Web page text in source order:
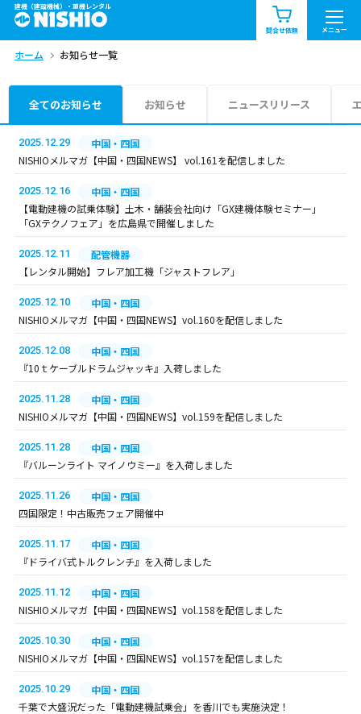
建機（建設機械）・重機レンタル
問合せ依頼 メニュー
商品一覧 お知らせ一覧
問合せ依頼リスト
エリア情報を見る
九州・沖縄（外部）
ホーム お知らせ一覧
全てのお知らせ お知らせ ニュースリリース
2025.12.29
中国・四国
NISHIOメルマガ【中国・四国NEWS】 vol.161を配信しました
2025.12.16
中国・四国
【電動建機の試乗体験】土木・舗装会社向け「GX建機体験セミナー」
「GXテクノフェア」を広島県で開催しました
2025.12.11
配管機器
【レンタル開始】フレア加工機「ジャストフレア」
2025.12.10
中国・四国
NISHIOメルマガ【中国・四国NEWS】vol.160を配信しました
2025.12.08
中国・四国
『10ｔケーブルドラムジャッキ』入荷しました
2025.11.28
中国・四国
NISHIOメルマガ【中国・四国NEWS】vol.159を配信しました
2025.11.28
中国・四国
『バルーンライト マイノウミー』を入荷しました
2025.11.26
中国・四国
四国限定！中古販売フェア開催中
2025.11.17
中国・四国
『ドライバ式トルクレンチ』を入荷しました
2025.11.12
中国・四国
NISHIOメルマガ【中国・四国NEWS】vol.158を配信しました
2025.10.30
中国・四国
NISHIOメルマガ【中国・四国NEWS】vol.157を配信しました
2025.10.29
中国・四国
千葉で大盛況だった「電動建機試乗会」を香川でも実施決定！